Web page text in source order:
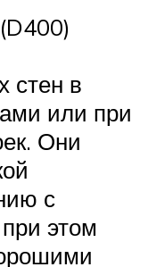
стен в
или при
Они
с
этом